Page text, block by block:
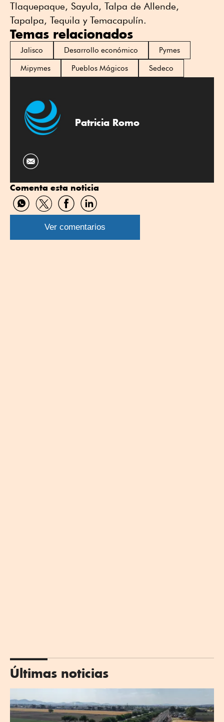
Tlaquepaque, Sayula, Talpa de Allende,
Tapalpa, Tequila y Temacapulín.
Temas relacionados
Jalisco Desarrollo económico
Pymes
Mipymes
Pueblos Mágicos Sedeco
Patricia Romo
Comenta esta noticia
Compartir
por
WhatsApp
Compartir
por
Twitter
Compartir
por
Facebook
Compartir
por
Linkedin
Ver comentarios
Últimas noticias